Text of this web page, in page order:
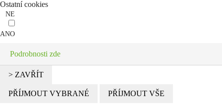
Ostatní cookies
NE
ANO
Podrobnosti zde
> ZAVŘÍT
PŘÍJMOUT VYBRANÉ PŘÍJMOUT VŠE